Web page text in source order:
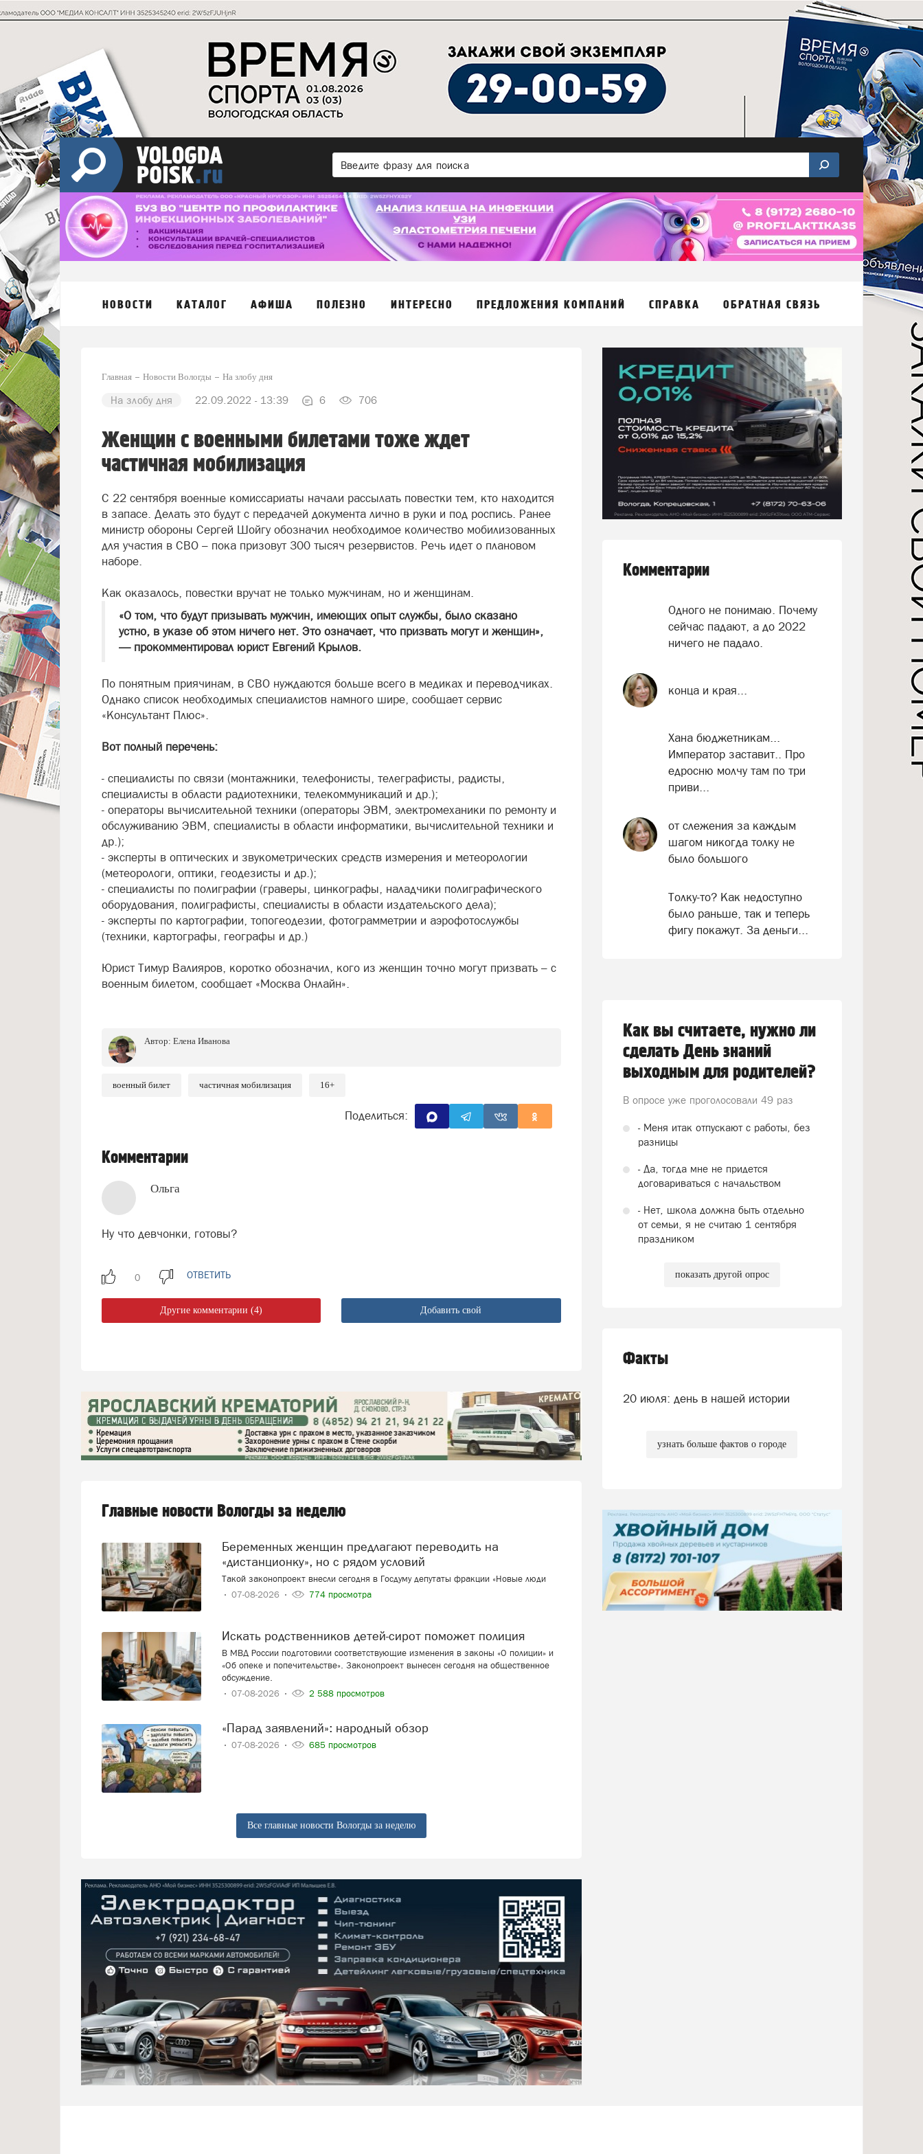
НОВОСТИ КАТАЛОГ АФИША ПОЛЕЗНО ИНТЕРЕСНО ПРЕДЛОЖЕНИЯ КОМПАНИЙ СПРАВКА ОБРАТНАЯ СВЯЗЬ
Главная Новости Вологды На злобу дня
На злобу дня 22.09.2022 - 13:39 6 706
Женщин с военными билетами тоже ждет
частичная мобилизация
С 22 сентября военные комиссариаты начали рассылать повестки тем, кто находится
в запасе. Делать это будут с передачей документа лично в руки и под роспись. Ранее
министр обороны Сергей Шойгу обозначил необходимое количество мобилизованных
для участия в СВО – пока призовут 300 тысяч резервистов. Речь идет о плановом
наборе.
Как оказалось, повестки вручат не только мужчинам, но и женщинам.
«О том, что будут призывать мужчин, имеющих опыт службы, было сказано
устно, в указе об этом ничего нет. Это означает, что призвать могут и женщин»,
— прокомментировал юрист Евгений Крылов.
По понятным приячинам, в СВО нуждаются больше всего в медиках и переводчиках.
Однако список необходимых специалистов намного шире, сообщает сервис
«Консультант Плюс».
Вот полный перечень:
- специалисты по связи (монтажники, телефонисты, телеграфисты, радисты,
специалисты в области радиотехники, телекоммуникаций и др.);
- операторы вычислительной техники (операторы ЭВМ, электромеханики по ремонту и
обслуживанию ЭВМ, специалисты в области информатики, вычислительной техники и
др.);
- эксперты в оптических и звукометрических средств измерения и метеорологии
(метеорологи, оптики, геодезисты и др.);
- специалисты по полиграфии (граверы, цинкографы, наладчики полиграфического
оборудования, полиграфисты, специалисты в области издательского дела);
- эксперты по картографии, топогеодезии, фотограмметрии и аэрофотослужбы
(техники, картографы, географы и др.)
Юрист Тимур Валияров, коротко обозначил, кого из женщин точно могут призвать – с
военным билетом, сообщает «Москва Онлайн».
Автор: Елена Иванова
военный билет частичная мобилизация 16+
Поделиться:
Комментарии
Ольга
Ну что девчонки, готовы?
ОТВЕТИТЬ
Другие комментарии (4) Добавить свой
Главные новости Вологды за неделю
Беременных женщин предлагают переводить на
«дистанционку», но с рядом условий
Такой законопроект внесли сегодня в Госдуму депутаты фракции «Новые люди
07-08-2026
774 просмотра
Искать родственников детей-сирот поможет полиция
В МВД России подготовили соответствующие изменения в законы «О полиции» и
«Об опеке и попечительстве». Законопроект вынесен сегодня на общественное
обсуждение.
07-08-2026
2 588 просмотров
«Парад заявлений»: народный обзор
07-08-2026 685 просмотров
Все главные новости Вологды за неделю
Комментарии
Одного не понимаю. Почему
сейчас падают, а до 2022
ничего не падало.
конца и края...
Хана бюджетникам...
Император заставит.. Про
едросню молчу там по три
приви...
от слежения за каждым
шагом никогда толку не
было большого
Толку-то? Как недоступно
было раньше, так и теперь
фигу покажут. За деньги...
Как вы считаете, нужно ли
сделать День знаний
выходным для родителей?
В опросе уже проголосовали 49 раз
- Меня итак отпускают с работы, без
разницы
- Да, тогда мне не придется
договариваться с начальством
- Нет, школа должна быть отдельно
от семьи, я не считаю 1 сентября
праздником
показать другой опрос
Факты
20 июля: день в нашей истории
узнать больше фактов о городе